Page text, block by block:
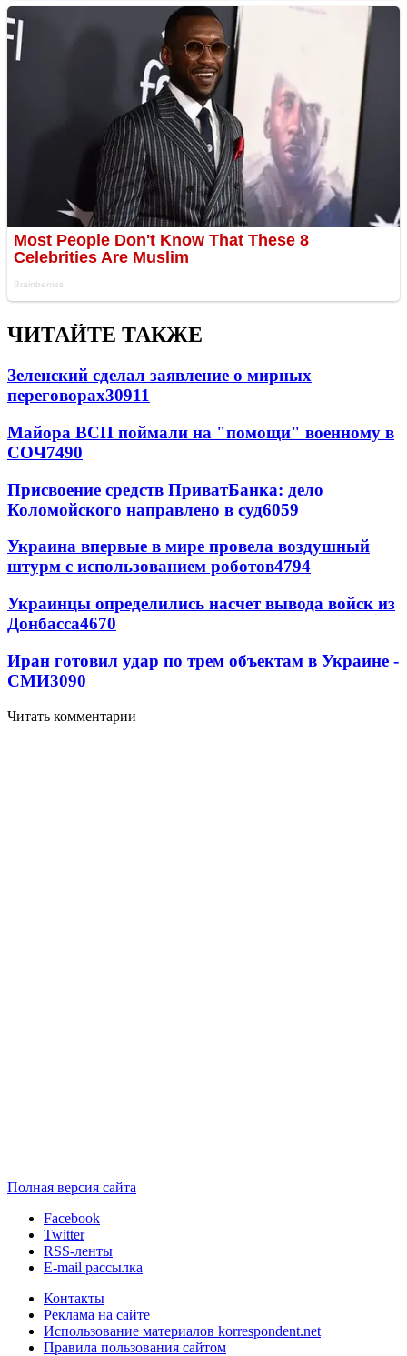
ЧИТАЙТЕ ТАКЖЕ
Зеленский сделал заявление о мирных
переговорах30911
Майора ВСП поймали на "помощи" военному в
СОЧ7490
Присвоение средств ПриватБанка: дело
Коломойского направлено в суд6059
Украина впервые в мире провела воздушный
штурм с использованием роботов4794
Украинцы определились насчет вывода войск из
Донбасса4670
Иран готовил удар по трем объектам в Украине -
СМИ3090
Читать комментарии
Полная версия сайта
Facebook
Twitter
RSS-ленты
E-mail рассылка
Контакты
Реклама на сайте
Использование материалов korrespondent.net
Правила пользования сайтом